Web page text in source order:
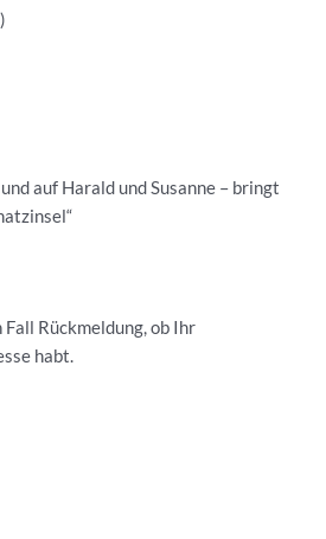
auf Harald und Susanne – bringt
Rückmeldung, ob Ihr
habt.